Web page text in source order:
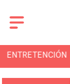
DEPORTES